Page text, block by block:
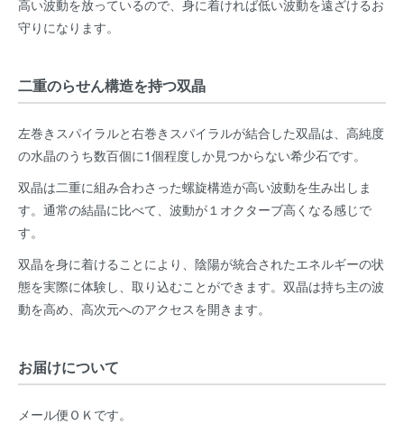
高い波動を放っているので、身に着ければ低い波動を遠ざけるお
守りになります。
二重のらせん構造を持つ双晶
左巻きスパイラルと右巻きスパイラルが結合した双晶は、高純度
の水晶のうち数百個に1個程度しか見つからない希少石です。
双晶は二重に組み合わさった螺旋構造が高い波動を生み出しま
す。通常の結晶に比べて、波動が１オクターブ高くなる感じで
す。
双晶を身に着けることにより、陰陽が統合されたエネルギーの状
態を実際に体験し、取り込むことができます。双晶は持ち主の波
動を高め、高次元へのアクセスを開きます。
お届けについて
メール便ＯＫです。